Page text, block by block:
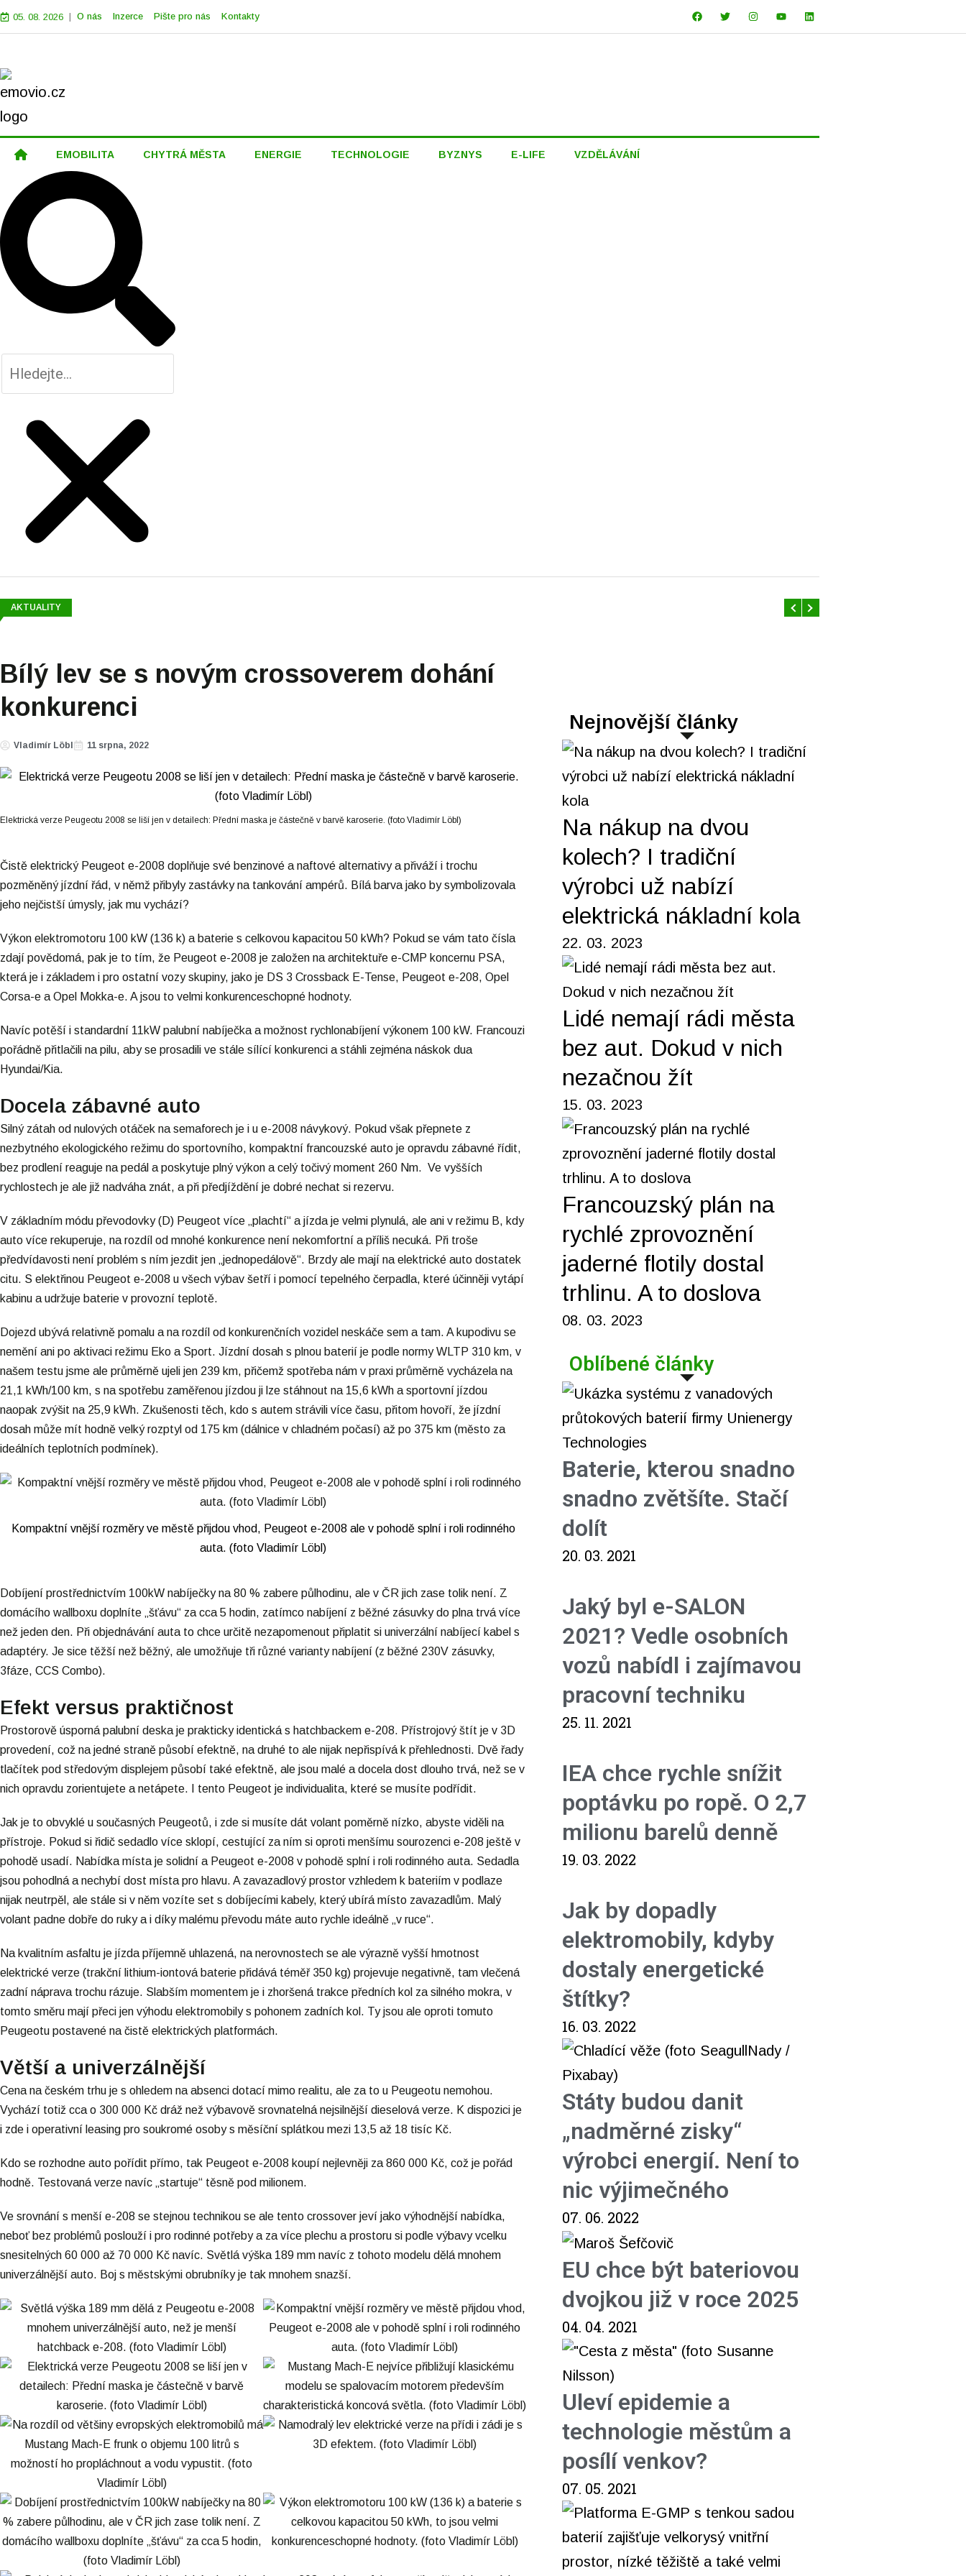
05. 08. 2026 | O nás Inzerce Pište pro nás Kontakty
EMOBILITA CHYTRÁ MĚSTA ENERGIE TECHNOLOGIE BYZNYS E-LIFE VZDĚLÁVÁNÍ
AKTUALITY
Bílý lev se s novým crossoverem dohání
konkurenci
Vladimír Löbl 11 srpna, 2022
Elektrická verze Peugeotu 2008 se liší jen v detailech: Přední maska je částečně v barvě karoserie. (foto Vladimír Löbl)
Čistě elektrický Peugeot e-2008 doplňuje své benzinové a naftové alternativy a přiváží i trochu
pozměněný jízdní řád, v němž přibyly zastávky na tankování ampérů. Bílá barva jako by symbolizovala
jeho nejčistší úmysly, jak mu vychází?
Výkon elektromotoru 100 kW (136 k) a baterie s celkovou kapacitou 50 kWh? Pokud se vám tato čísla
zdají povědomá, pak je to tím, že Peugeot e-2008 je založen na architektuře e-CMP koncernu PSA,
která je i základem i pro ostatní vozy skupiny, jako je DS 3 Crossback E-Tense, Peugeot e-208, Opel
Corsa-e a Opel Mokka-e. A jsou to velmi konkurenceschopné hodnoty.
Navíc potěší i standardní 11kW palubní nabíječka a možnost rychlonabíjení výkonem 100 kW. Francouzi
pořádně přitlačili na pilu, aby se prosadili ve stále sílící konkurenci a stáhli zejména náskok dua
Hyundai/Kia.
Docela zábavné auto
Silný zátah od nulových otáček na semaforech je i u e-2008 návykový. Pokud však přepnete z
nezbytného ekologického režimu do sportovního, kompaktní francouzské auto je opravdu zábavné řídit,
bez prodlení reaguje na pedál a poskytuje plný výkon a celý točivý moment 260 Nm. Ve vyšších
rychlostech je ale již nadváha znát, a při předjíždění je dobré nechat si rezervu.
V základním módu převodovky (D) Peugeot více „plachtí“ a jízda je velmi plynulá, ale ani v režimu B, kdy
auto více rekuperuje, na rozdíl od mnohé konkurence není nekomfortní a příliš necuká. Při troše
předvídavosti není problém s ním jezdit jen „jednopedálově“. Brzdy ale mají na elektrické auto dostatek
citu. S elektřinou Peugeot e-2008 u všech výbav šetří i pomocí tepelného čerpadla, které účinněji vytápí
kabinu a udržuje baterie v provozní teplotě.
Dojezd ubývá relativně pomalu a na rozdíl od konkurenčních vozidel neskáče sem a tam. A kupodivu se
nemění ani po aktivaci režimu Eko a Sport. Jízdní dosah s plnou baterií je podle normy WLTP 310 km, v
našem testu jsme ale průměrně ujeli jen 239 km, přičemž spotřeba nám v praxi průměrně vycházela na
21,1 kWh/100 km, s na spotřebu zaměřenou jízdou ji lze stáhnout na 15,6 kWh a sportovní jízdou
naopak zvýšit na 25,9 kWh. Zkušenosti těch, kdo s autem strávili více času, přitom hovoří, že jízdní
dosah může mít hodně velký rozptyl od 175 km (dálnice v chladném počasí) až po 375 km (město za
ideálních teplotních podmínek).
Kompaktní vnější rozměry ve městě přijdou vhod, Peugeot e-2008 ale v pohodě splní i roli rodinného
auta. (foto Vladimír Löbl)
Dobíjení prostřednictvím 100kW nabíječky na 80 % zabere půlhodinu, ale v ČR jich zase tolik není. Z
domácího wallboxu doplníte „šťávu“ za cca 5 hodin, zatímco nabíjení z běžné zásuvky do plna trvá více
než jeden den. Při objednávání auta to chce určitě nezapomenout připlatit si univerzální nabíjecí kabel s
adaptéry. Je sice těžší než běžný, ale umožňuje tři různé varianty nabíjení (z běžné 230V zásuvky,
3fáze, CCS Combo).
Efekt versus praktičnost
Prostorově úsporná palubní deska je prakticky identická s hatchbackem e-208. Přístrojový štít je v 3D
provedení, což na jedné straně působí efektně, na druhé to ale nijak nepřispívá k přehlednosti. Dvě řady
tlačítek pod středovým displejem působí také efektně, ale jsou malé a docela dost dlouho trvá, než se v
nich opravdu zorientujete a netápete. I tento Peugeot je individualita, které se musíte podřídit.
Jak je to obvyklé u současných Peugeotů, i zde si musíte dát volant poměrně nízko, abyste viděli na
přístroje. Pokud si řidič sedadlo více sklopí, cestující za ním si oproti menšímu sourozenci e-208 ještě v
pohodě usadí. Nabídka místa je solidní a Peugeot e-2008 v pohodě splní i roli rodinného auta. Sedadla
jsou pohodlná a nechybí dost místa pro hlavu. A zavazadlový prostor vzhledem k bateriím v podlaze
nijak neutrpěl, ale stále si v něm vozíte set s dobíjecími kabely, který ubírá místo zavazadlům. Malý
volant padne dobře do ruky a i díky malému převodu máte auto rychle ideálně „v ruce“.
Na kvalitním asfaltu je jízda příjemně uhlazená, na nerovnostech se ale výrazně vyšší hmotnost
elektrické verze (trakční lithium-iontová baterie přidává téměř 350 kg) projevuje negativně, tam vlečená
zadní náprava trochu rázuje. Slabším momentem je i zhoršená trakce předních kol za silného mokra, v
tomto směru mají přeci jen výhodu elektromobily s pohonem zadních kol. Ty jsou ale oproti tomuto
Peugeotu postavené na čistě elektrických platformách.
Větší a univerzálnější
Cena na českém trhu je s ohledem na absenci dotací mimo realitu, ale za to u Peugeotu nemohou.
Vychází totiž cca o 300 000 Kč dráž než výbavově srovnatelná nejsilnější dieselová verze. K dispozici je
i zde i operativní leasing pro soukromé osoby s měsíční splátkou mezi 13,5 až 18 tisíc Kč.
Kdo se rozhodne auto pořídit přímo, tak Peugeot e-2008 koupí nejlevněji za 860 000 Kč, což je pořád
hodně. Testovaná verze navíc „startuje“ těsně pod milionem.
Ve srovnání s menší e-208 se stejnou technikou se ale tento crossover jeví jako výhodnější nabídka,
neboť bez problémů poslouží i pro rodinné potřeby a za více plechu a prostoru si podle výbavy vcelku
snesitelných 60 000 až 70 000 Kč navíc. Světlá výška 189 mm navíc z tohoto modelu dělá mnohem
univerzálnější auto. Boj s městskými obrubníky je tak mnohem snazší.
Nejnovější články
Na nákup na dvou
kolech? I tradiční
výrobci už nabízí
elektrická nákladní kola
22. 03. 2023
Lidé nemají rádi města
bez aut. Dokud v nich
nezačnou žít
15. 03. 2023
Francouzský plán na
rychlé zprovoznění
jaderné flotily dostal
trhlinu. A to doslova
08. 03. 2023
Oblíbené články
Baterie, kterou snadno
snadno zvětšíte. Stačí
dolít
20. 03. 2021
Jaký byl e-SALON
2021? Vedle osobních
vozů nabídl i zajímavou
pracovní techniku
25. 11. 2021
IEA chce rychle snížit
poptávku po ropě. O 2,7
milionu barelů denně
19. 03. 2022
Jak by dopadly
elektromobily, kdyby
dostaly energetické
štítky?
16. 03. 2022
Státy budou danit
„nadměrné zisky“
výrobci energií. Není to
nic výjimečného
07. 06. 2022
EU chce být bateriovou
dvojkou již v roce 2025
04. 04. 2021
Uleví epidemie a
technologie městům a
posílí venkov?
07. 05. 2021